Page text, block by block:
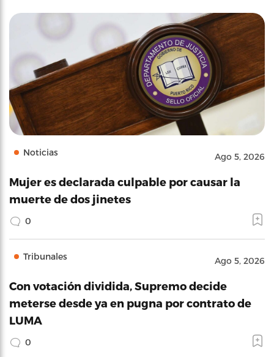
Noticias Ago 5, 2026
Mujer es declarada culpable por causar la
muerte de dos jinetes
0
Tribunales Ago 5, 2026
Con votación dividida, Supremo decide
meterse desde ya en pugna por contrato de
LUMA
0